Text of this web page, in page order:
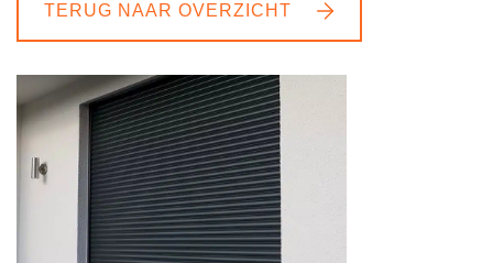
TERUG NAAR OVERZICHT